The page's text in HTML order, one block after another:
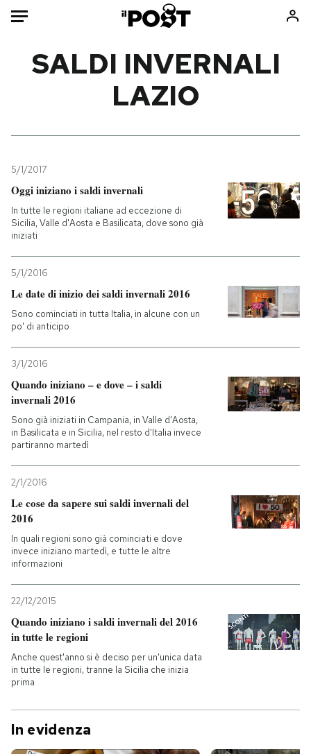
Mondo
Tecnologia
Internet
Scienza
Economia
Sport
Libri
Ok Boomer!
Media
Altrecose
NEWSLETTER
I MIEI PREFERITI
SHOP
CALENDARIO
AREA PERSONALE
Entra
SALDI INVERNALI
LAZIO
5/1/2017
Oggi iniziano i saldi invernali
In tutte le regioni italiane ad eccezione di
Sicilia, Valle d'Aosta e Basilicata, dove sono già
iniziati
5/1/2016
Le date di inizio dei saldi invernali 2016
Sono cominciati in tutta Italia, in alcune con un
po' di anticipo
3/1/2016
Quando iniziano – e dove – i saldi
invernali 2016
Sono già iniziati in Campania, in Valle d'Aosta,
in Basilicata e in Sicilia, nel resto d'Italia invece
partiranno martedì
2/1/2016
Le cose da sapere sui saldi invernali del
2016
In quali regioni sono già cominciati e dove
invece iniziano martedì, e tutte le altre
informazioni
22/12/2015
Quando iniziano i saldi invernali del 2016
in tutte le regioni
Anche quest'anno si è deciso per un'unica data
in tutte le regioni, tranne la Sicilia che inizia
prima
In evidenza